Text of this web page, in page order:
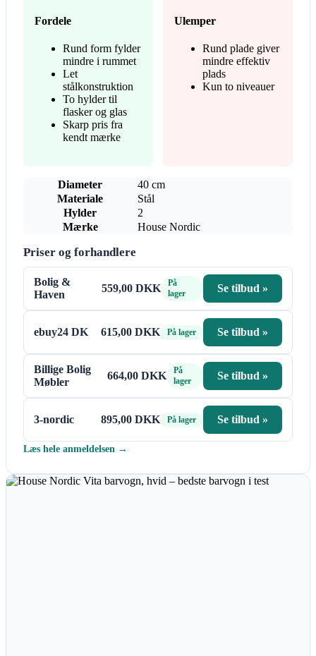
Fordele
Rund form fylder
mindre i rummet
Let
stålkonstruktion
To hylder til
flasker og glas
Skarp pris fra
kendt mærke
Ulemper
Rund plade giver
mindre effektiv
plads
Kun to niveauer
Diameter
40 cm
Materiale
Stål
Hylder
2
Mærke
House Nordic
Priser og forhandlere
Bolig &
Haven
559,00 DKK
På
lager
Se tilbud »
ebuy24 DK 615,00 DKK På lager Se tilbud »
Billige Bolig
Møbler
664,00 DKK
På
lager
Se tilbud »
3-nordic 895,00 DKK På lager Se tilbud »
Læs hele anmeldelsen →